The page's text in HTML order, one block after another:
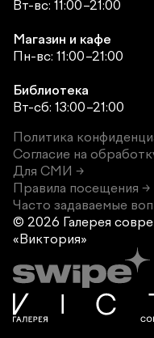
Вт-вс: 11:00–21:00
Магазин и кафе
Пн-вс: 11:00–21:00
Библиотека
Вт-сб: 13:00–21:00
Политика
Согласие на
Для СМИ →
Правила посещения →
Часто задаваемые
© 2026 Галерея
«Виктория»